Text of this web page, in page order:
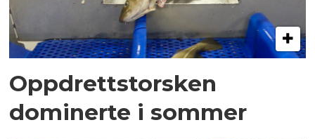
Oppdrettstorsken
dominerte i sommer